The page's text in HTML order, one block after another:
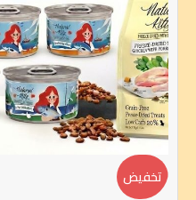
تخفيض